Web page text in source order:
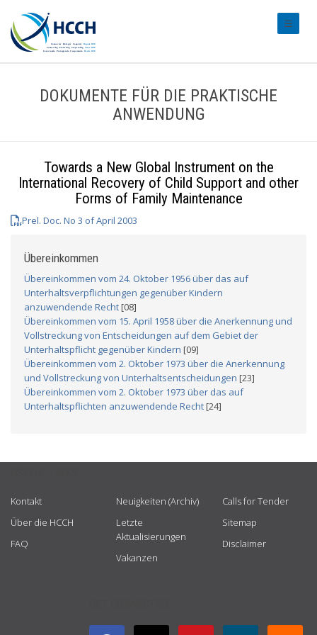
DOKUMENTE FÜR DIE PRAKTISCHE
ANWENDUNG
Towards a New Global Instrument on the
International Recovery of Child Support and other
Forms of Family Maintenance
Prel. Doc. No 3 of April 2003
Übereinkommen
Übereinkommen vom 24. Oktober 1956 über das auf
Unterhaltsverpflichtungen gegenüber Kindern
anzuwendende Recht[08]
Übereinkommen vom 15. April 1958 über die Anerkennung und
Vollstreckung von Entscheidungen auf dem Gebiet der
Unterhaltspflicht gegenüber Kindern [09]
Übereinkommen vom 2. Oktober 1973 über die Anerkennung
und Vollstreckung von Unterhaltsentscheidungen [23]
Übereinkommen vom 2. Oktober 1973 über das auf
Unterhaltspflichten anzuwendende Recht[24]
Kontakt
Über die HCCH
FAQ
Neuigkeiten (Archiv)
Letzte
Aktualisierungen
Vakanzen
Calls for Tender
Sitemap
Disclaimer